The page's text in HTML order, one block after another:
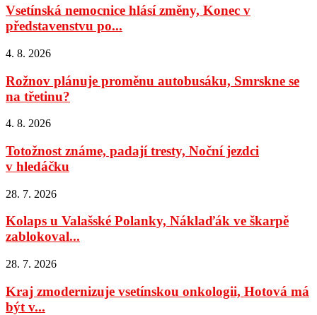
Vsetínská nemocnice hlásí změny, Konec v
představenstvu po...
4. 8. 2026
Rožnov plánuje proměnu autobusáku, Smrskne se
na třetinu?
4. 8. 2026
Totožnost známe, padají tresty, Noční jezdci
v hledáčku
28. 7. 2026
Kolaps u Valašské Polanky, Náklaďák ve škarpě
zablokoval...
28. 7. 2026
Kraj zmodernizuje vsetínskou onkologii, Hotová má
být v...